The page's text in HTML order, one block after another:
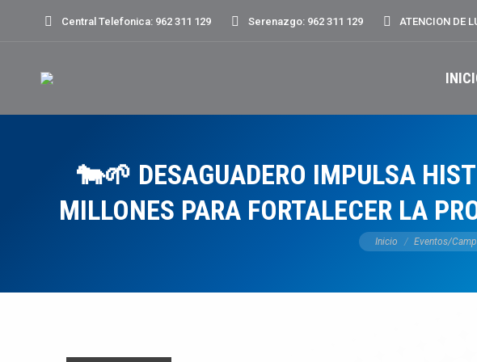
Central Telefonica: 962 311 129 Serenazgo: 962 311 129 ATENCION DE
🐄🌱 DESAGUADERO IMPULSA
MILLONES PARA FORTALECER LA
Estás aquí:
Inicio Eventos/